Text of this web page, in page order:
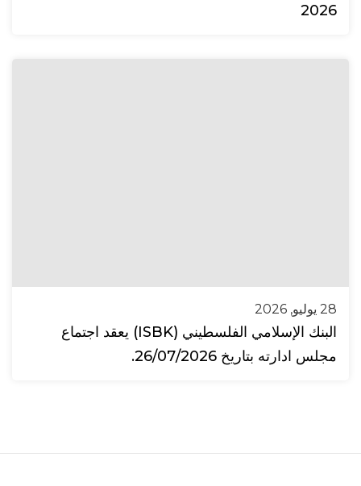
2026
28 يوليو, 2026
البنك الإسلامي الفلسطيني (ISBK) يعقد اجتماع
مجلس ادارته بتاريخ 26/07/2026.